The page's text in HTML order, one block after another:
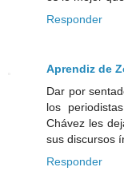
Responder
Aprendiz de
Dar por
los
Chávez les
sus discursos
Responder